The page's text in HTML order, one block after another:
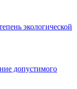
экологической
допустимого